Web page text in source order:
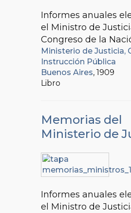
Informes anuales
el Ministro de
Congreso de la
Ministerio de Justicia,
Instrucción Pública
Buenos Aires, 1909
Libro
Memorias del
Ministerio de
Informes anuales
el Ministro de